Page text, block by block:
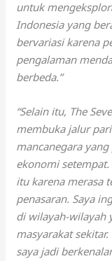
untuk
Indonesia yang
bervariasi karena
pengalaman
berbeda.”
“Selain itu, The
membuka jalur
mancanegara
ekonomi
itu karena merasa
penasaran. Saya
di wilayah-wilayah
masyarakat
saya jadi